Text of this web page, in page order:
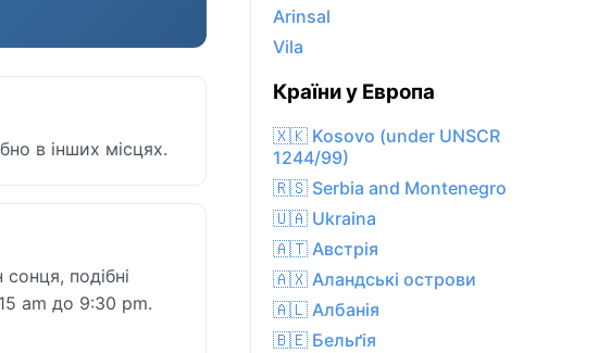
в інших місцях.
подібні
am до 9:30 pm.
Arinsal
Vila
Країни у Европа
🇽🇰 Kosovo (under UNSCR
1244/99)
🇷🇸 Serbia and Montenegro
🇺🇦 Ukraina
🇦🇹 Австрія
🇦🇽 Аландські острови
🇦🇱 Албанія
🇧🇪 Бельґія